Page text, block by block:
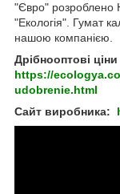
"Євро" розроблено
"Екологія". Гумат
нашою компанією.
Дрібнооптові
https://
udobrenie.html
Сайт виробника: